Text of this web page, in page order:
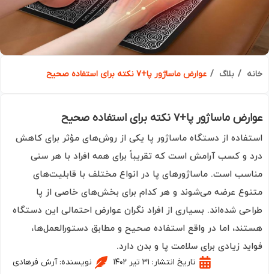
بلاگ عوارض ماساژور پا+۷ نکته برای استفاده صحیح
پا+۷ نکته برای استفاده صحیح
از دستگاه ماساژور پا یکی از روش‌های مؤثر برای کاهش
و کسب آرامش است که تقریباً برای همه افراد با هر سنی
است. ماساژورهای پا در انواع مختلف با قابلیت‌های
عرضه می‌شوند و هر کدام برای بخش‌های خاصی از پا
شده‌اند. بسیاری از افراد نگران عوارض احتمالی این دستگاه
اما در واقع استفاده صحیح و مطابق دستورالعمل‌ها،
زیادی برای سلامت پا و بدن دارد.
تاریخ انتشار: ۳۱ تیر ۱۴۰۲ نویسنده:آرش فرهادی